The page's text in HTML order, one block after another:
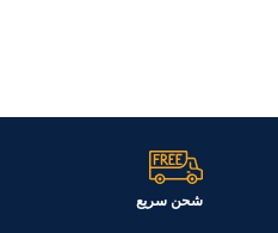
شحن سريع